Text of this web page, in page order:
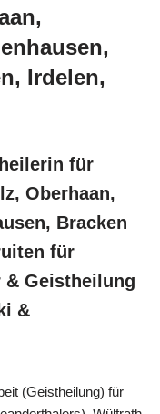
Irdelen,
für
Oberhaan,
Bracken
für
Geistheilung
&
(Geistheilung) für